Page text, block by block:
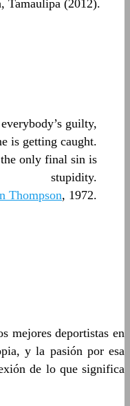
Tamaulipa (2012).
guilty,
is getting caught.
only final sin is
stupidity.
Thompson, 1972.
mejores deportistas en
y la pasión por esa
de lo que significa